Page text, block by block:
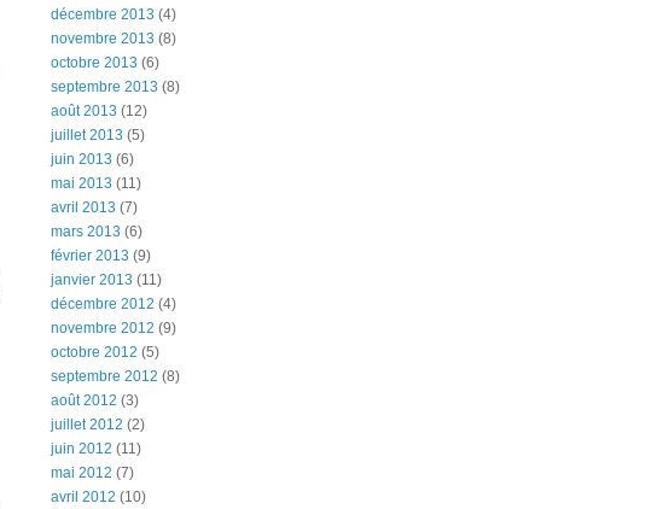
décembre 2013 (4)
novembre 2013 (8)
octobre 2013 (6)
septembre 2013 (8)
août 2013 (12)
juillet 2013 (5)
juin 2013 (6)
mai 2013 (11)
avril 2013 (7)
mars 2013 (6)
février 2013 (9)
janvier 2013 (11)
décembre 2012 (4)
novembre 2012 (9)
octobre 2012 (5)
septembre 2012 (8)
août 2012 (3)
juillet 2012 (2)
juin 2012 (11)
mai 2012 (7)
avril 2012 (10)